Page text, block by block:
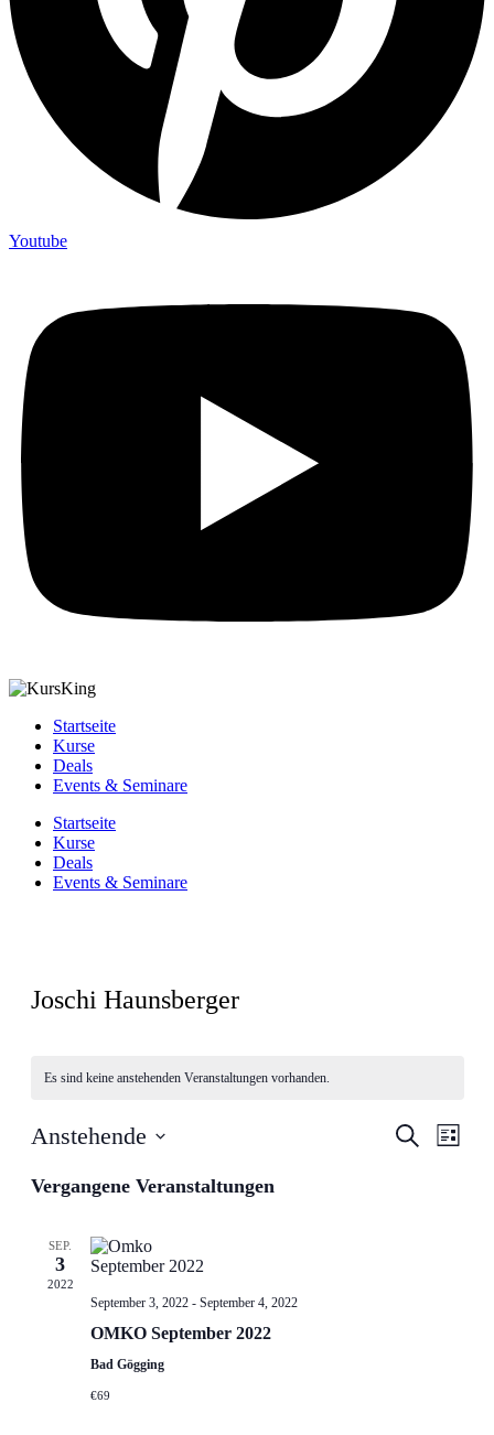
Youtube
Startseite
Kurse
Deals
Events & Seminare
Startseite
Kurse
Deals
Events & Seminare
Joschi Haunsberger
Es sind keine anstehenden Veranstaltungen vorhanden.
Suche
Liste
Anstehende
wählen.
Vergangene Veranstaltungen
SEP.
3
2022
September 3, 2022- September 4, 2022
OMKO September 2022
Bad Gögging
€69